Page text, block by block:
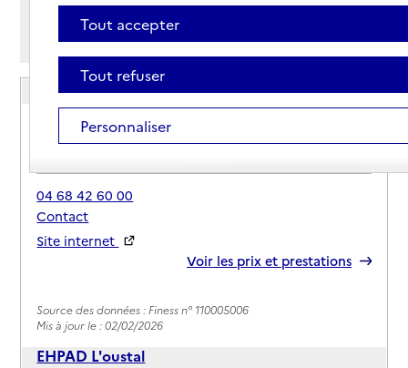
Afficher les résultats par:
Mode liste
Mode carte
EHPAD Pech Dalcy du Centre hospitalier
Adresse
15 rue Marcelin Boule
11100-Narbonne
04 68 42 60 00
Contact
Site internet
Voir les prix et prestations
Source des données : Finess n° 110005006
Mis à jour le : 02/02/2026
EHPAD L'oustal
Tout accepter
Tout refuser
Personnaliser